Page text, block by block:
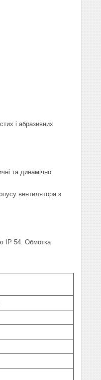
і абразивних
та динамічно
вентилятора з
IP 54. Обмотка